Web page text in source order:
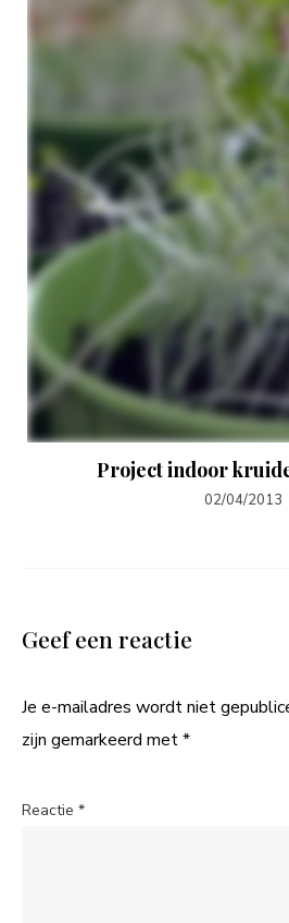
Project indoor
02/04/2013
Geef een reactie
Je e-mailadres wordt niet
zijn gemarkeerd met*
Reactie *